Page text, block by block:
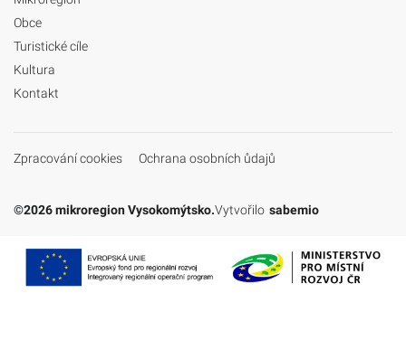
Obce
Turistické cíle
Kultura
Kontakt
Zpracování cookies Ochrana osobních ůdajů
©2026 mikroregion Vysokomýtsko.Vytvořilo sabemio